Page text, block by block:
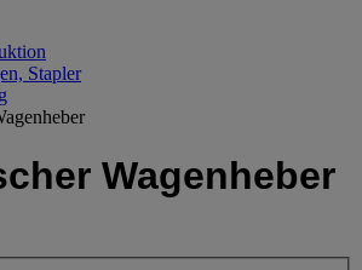
Stapler
Wagenheber